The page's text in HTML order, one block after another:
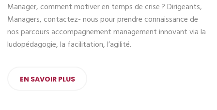
Manager, comment motiver en temps de crise ? Dirigeants,
Managers, contactez- nous pour prendre connaissance de
nos parcours accompagnement management innovant via la
ludopédagogie, la facilitation, l’agilité.
EN SAVOIR PLUS